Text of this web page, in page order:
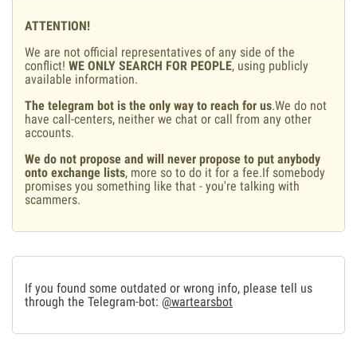
ATTENTION!
We are not official representatives of any side of the
conflict! WE ONLY SEARCH FOR PEOPLE, using publicly
available information.
The telegram bot is the only way to reach for us.We do not
have call-centers, neither we chat or call from any other
accounts.
We do not propose and will never propose to put anybody
onto exchange lists, more so to do it for a fee.If somebody
promises you something like that - you're talking with
scammers.
If you found some outdated or wrong info, please tell us
through the Telegram-bot: @wartearsbot